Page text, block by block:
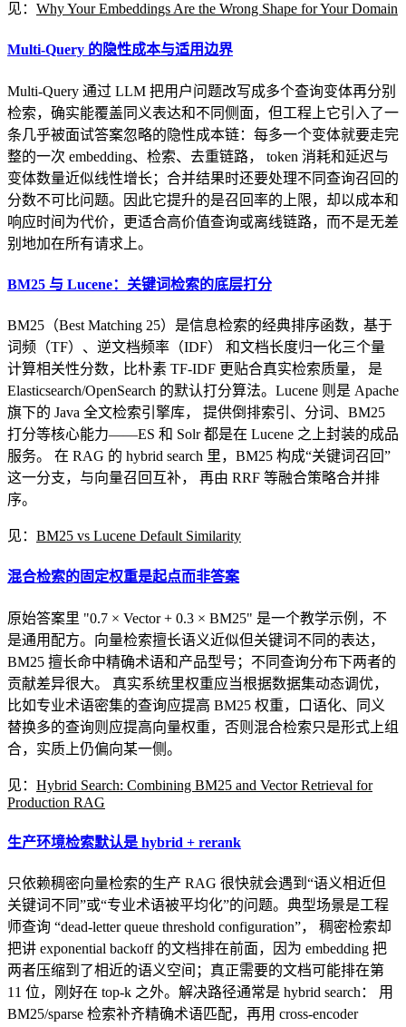
见： Why Your Embeddings Are the Wrong Shape for Your Domain
Multi-Query 的隐性成本与适用边界
Multi-Query 通过 LLM 把用户问题改写成多个查询变体再分别
检索，确实能覆盖同义表达和不同侧面，但工程上它引入了一
条几乎被面试答案忽略的隐性成本链：每多一个变体就要走完
整的一次 embedding、检索、去重链路， token 消耗和延迟与
变体数量近似线性增长；合并结果时还要处理不同查询召回的
分数不可比问题。因此它提升的是召回率的上限，却以成本和
响应时间为代价，更适合高价值查询或离线链路，而不是无差
别地加在所有请求上。
BM25 与 Lucene：关键词检索的底层打分
BM25（Best Matching 25）是信息检索的经典排序函数，基于
词频（TF）、逆文档频率（IDF） 和文档长度归一化三个量
计算相关性分数，比朴素 TF-IDF 更贴合真实检索质量， 是
Elasticsearch/OpenSearch 的默认打分算法。Lucene 则是 Apache
旗下的 Java 全文检索引擎库， 提供倒排索引、分词、BM25
打分等核心能力——ES 和 Solr 都是在 Lucene 之上封装的成品
服务。 在 RAG 的 hybrid search 里，BM25 构成“关键词召回”
这一分支，与向量召回互补， 再由 RRF 等融合策略合并排
序。
见： BM25 vs Lucene Default Similarity
混合检索的固定权重是起点而非答案
原始答案里 "0.7 × Vector + 0.3 × BM25" 是一个教学示例，不
是通用配方。向量检索擅长语义近似但关键词不同的表达，
BM25 擅长命中精确术语和产品型号；不同查询分布下两者的
贡献差异很大。 真实系统里权重应当根据数据集动态调优，
比如专业术语密集的查询应提高 BM25 权重，口语化、同义
替换多的查询则应提高向量权重，否则混合检索只是形式上组
合，实质上仍偏向某一侧。
见： Hybrid Search: Combining BM25 and Vector Retrieval for
Production RAG
生产环境检索默认是 hybrid + rerank
只依赖稠密向量检索的生产 RAG 很快就会遇到“语义相近但
关键词不同”或“专业术语被平均化”的问题。典型场景是工程
师查询 “dead-letter queue threshold configuration”， 稠密检索却
把讲 exponential backoff 的文档排在前面，因为 embedding 把
两者压缩到了相近的语义空间；真正需要的文档可能排在第
11 位，刚好在 top-k 之外。解决路径通常是 hybrid search： 用
BM25/sparse 检索补齐精确术语匹配，再用 cross-encoder